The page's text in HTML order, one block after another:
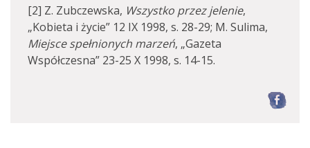
[2] Z. Zubczewska, Wszystko przez jelenie,
„Kobieta i życie” 12 IX 1998, s. 28-29; M. Sulima,
Miejsce spełnionych marzeń, „Gazeta
Współczesna” 23-25 X 1998, s. 14-15.